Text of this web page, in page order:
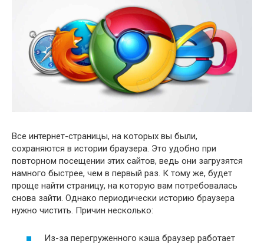
Все интернет-страницы, на которых вы были,
сохраняются в истории браузера. Это удобно при
повторном посещении этих сайтов, ведь они загрузятся
намного быстрее, чем в первый раз. К тому же, будет
проще найти страницу, на которую вам потребовалась
снова зайти. Однако периодически историю браузера
нужно чистить. Причин несколько:
Из-за перегруженного кэша браузер работает